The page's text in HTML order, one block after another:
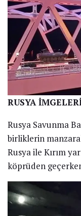
RUSYA
Rusya Savunma
birliklerin
Rusya ile Kırım
köprüden